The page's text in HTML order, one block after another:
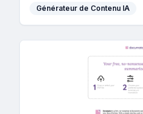
Générateur de Contenu IA